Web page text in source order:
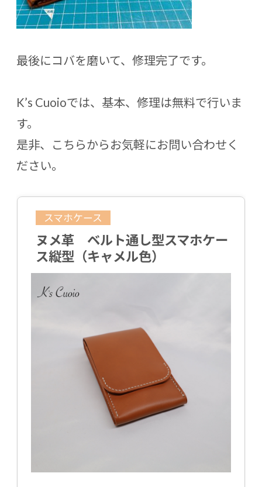
最後にコバを磨いて、修理完了です。
K’s Cuoioでは、基本、修理は無料で行いま
す。
是非、
こちらからお気軽にお問い合わせく
ださい。
スマホケース
ヌメ革 ベルト通し型スマホケー
ス縦型（キャメル色）